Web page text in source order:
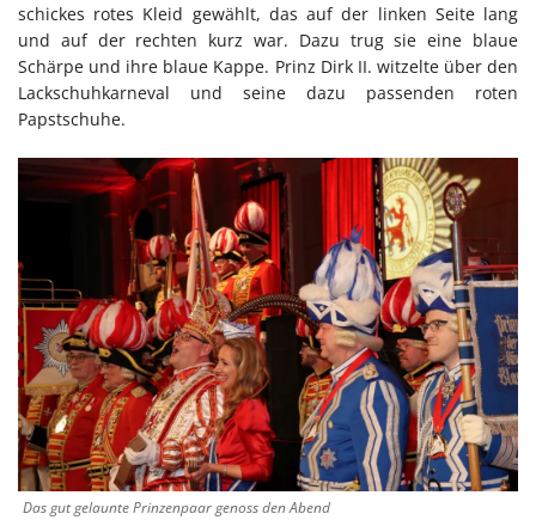
schickes rotes Kleid gewählt, das auf der linken Seite lang
und auf der rechten kurz war. Dazu trug sie eine blaue
Schärpe und ihre blaue Kappe. Prinz Dirk II. witzelte über den
Lackschuhkarneval und seine dazu passenden roten
Papstschuhe.
Das gut gelaunte Prinzenpaar genoss den Abend